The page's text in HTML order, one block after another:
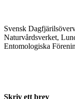
Svensk
Naturvårdsverket,
Entomologiska
Skriv ett brev